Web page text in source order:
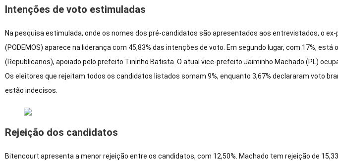
Intenções de voto estimuladas
Na pesquisa estimulada, onde os nomes dos pré-candidatos são apresentados aos entrevistados, o
(PODEMOS) aparece na liderança com 45,83% das intenções de voto. Em segundo lugar, com 17%, está
(Republicanos), apoiado pelo prefeito Tininho Batista. O atual vice-prefeito Jaiminho Machado (PL)
Os eleitores que rejeitam todos os candidatos listados somam 9%, enquanto 3,67% declararam voto
estão indecisos.
Rejeição dos candidatos
Bitencourt apresenta a menor rejeição entre os candidatos, com 12,50%. Machado tem rejeição de